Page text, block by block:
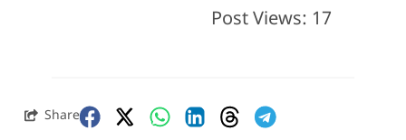
Post Views: 17
Share